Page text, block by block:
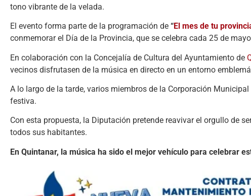
tono vibrante de la velada.
El evento forma parte de la programación de “El mes de tu
conmemorar el Día de la Provincia, que se celebra cada 25 de
En colaboración con la Concejalía de Cultura del Ayuntamiento de
vecinos disfrutasen de la música en directo en un entorno
A lo largo de la tarde, varios miembros de la Corporación
festiva.
Con esta propuesta, la Diputación pretende reavivar el orgullo de
todos sus habitantes.
En Quintanar, la música ha sido el mejor vehículo para celebrar